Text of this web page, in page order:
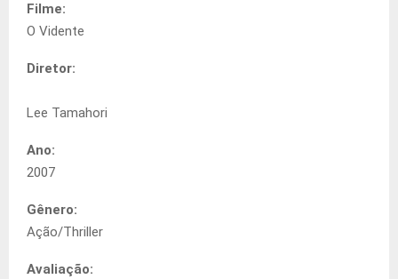
Filme:
O Vidente
Diretor:
Lee Tamahori
Ano:
2007
Gênero:
Ação/Thriller
Avaliação: